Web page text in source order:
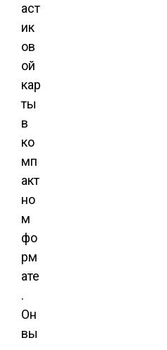
аст
ик
ов
ой
кар
ты
в
ко
мп
акт
но
м
фо
рм
ате
.
Он
вы